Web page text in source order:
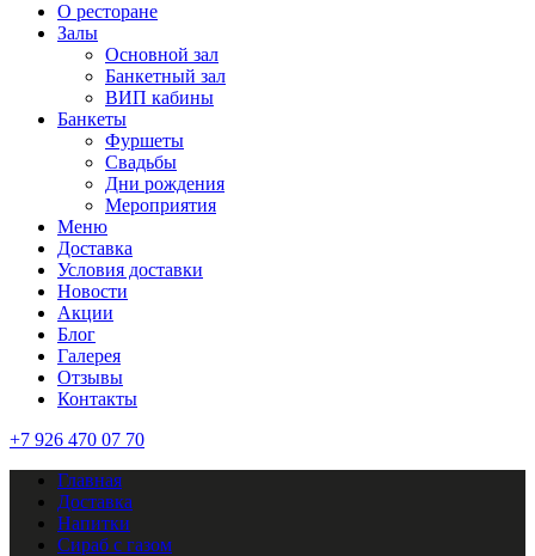
О ресторане
Залы
Основной зал
Банкетный зал
ВИП кабины
Банкеты
Фуршеты
Свадьбы
Дни рождения
Мероприятия
Меню
Доставка
Условия доставки
Новости
Акции
Блог
Галерея
Отзывы
Контакты
+7 926 470 07 70
Главная
Доставка
Напитки
Сираб с газом